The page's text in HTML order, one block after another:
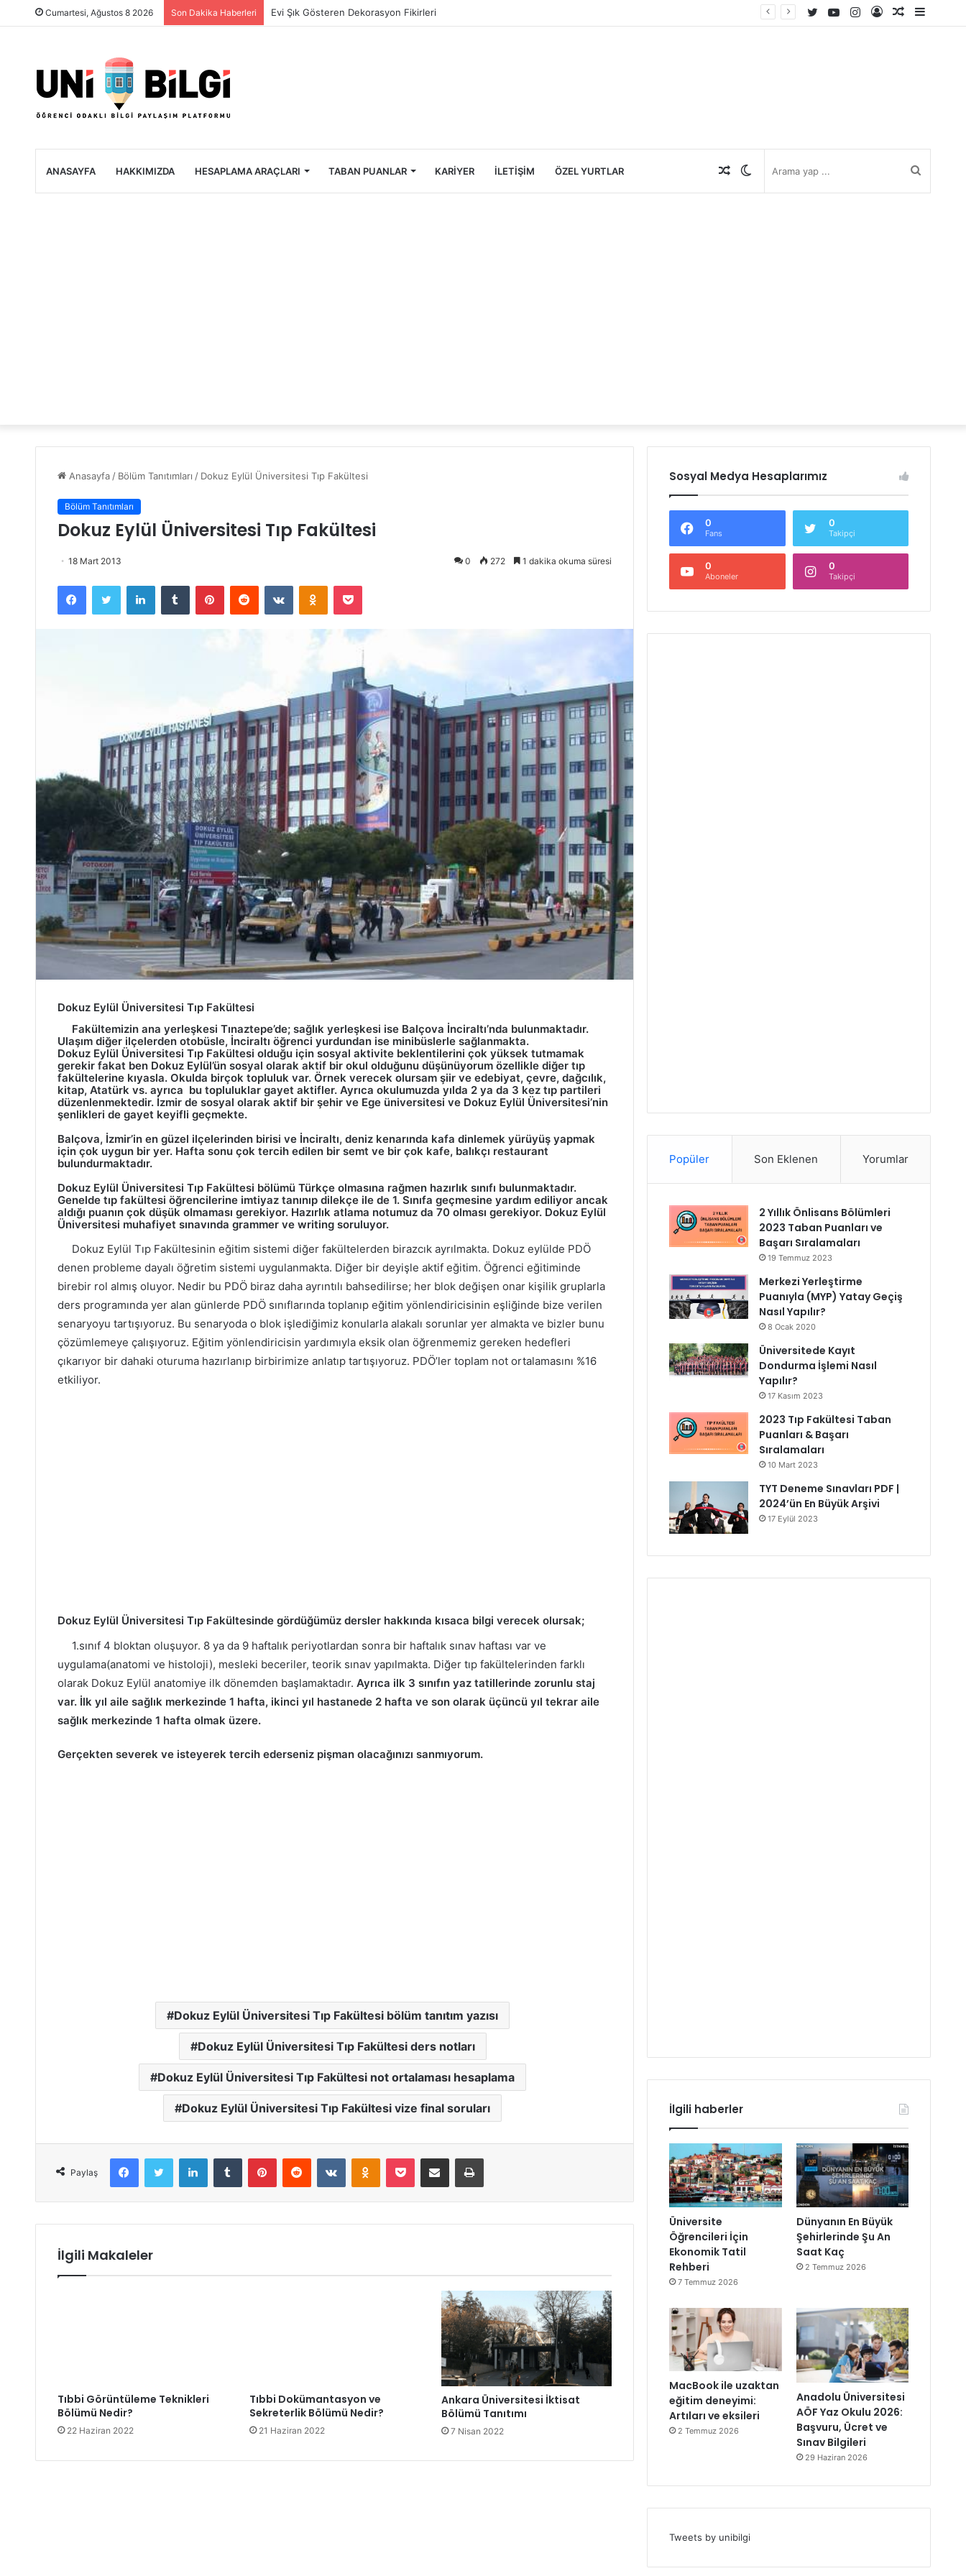
Cumartesi, Ağustos 8 2026 Son Dakika Haberleri Üniversite Öğrencileri İçin Ekonomik Tatil Rehberi
Rastgele
Kayıt
Instagram
YouTube
Twitter
ANASAYFA HAKKIMIZDA HESAPLAMA ARAÇLARI TABAN PUANLAR KARIYER İLETIŞIM ÖZEL YURTLAR Rastgele
Anasayfa / Bölüm Tanıtımları / Dokuz Eylül Üniversitesi Tıp Fakültesi
Bölüm Tanıtımları
Dokuz Eylül Üniversitesi Tıp Fakültesi
18 Mart 2013 0 272 1 dakika okuma süresi
Facebook Twitter LinkedIn Tumblr Pinterest Reddit VKontakte Odnoklassniki Pocket
Dokuz Eylül Üniversitesi Tıp Fakültesi
Fakültemizin ana yerleşkesi Tınaztepe’de; sağlık yerleşkesi ise Balçova İnciraltı’nda bulunmaktadır.
Ulaşım diğer ilçelerden otobüsle, İnciraltı öğrenci yurdundan ise minibüslerle sağlanmakta.
Dokuz Eylül Üniversitesi Tıp Fakültesi olduğu için sosyal aktivite beklentilerini çok yüksek tutmamak
gerekir fakat ben Dokuz Eylül’ün sosyal olarak aktif bir okul olduğunu düşünüyorum özellikle diğer tıp
fakültelerine kıyasla. Okulda birçok topluluk var. Örnek verecek olursam şiir ve edebiyat, çevre, dağcılık,
kitap, Atatürk vs. ayrıca bu topluluklar gayet aktifler. Ayrıca okulumuzda yılda 2 ya da 3 kez tıp partileri
düzenlenmektedir. İzmir de sosyal olarak aktif bir şehir ve Ege üniversitesi ve Dokuz Eylül Üniversitesi’nin
şenlikleri de gayet keyifli geçmekte.
Balçova, İzmir’in en güzel ilçelerinden birisi ve İnciraltı, deniz kenarında kafa dinlemek yürüyüş yapmak
için çok uygun bir yer. Hafta sonu çok tercih edilen bir semt ve bir çok kafe, balıkçı restaurant
bulundurmaktadır.
Dokuz Eylül Üniversitesi Tıp Fakültesi bölümü Türkçe olmasına rağmen hazırlık sınıfı bulunmaktadır.
Genelde tıp fakültesi öğrencilerine imtiyaz tanınıp dilekçe ile de 1. Sınıfa geçmesine yardım ediliyor ancak
aldığı puanın çok düşük olmaması gerekiyor. Hazırlık atlama notumuz da 70 olması gerekiyor. Dokuz Eylül
Üniversitesi muhafiyet sınavında grammer ve writing soruluyor.
Dokuz Eylül Tıp Fakültesinin eğitim sistemi diğer fakültelerden birazcık ayrılmakta. Dokuz eylülde PDÖ
denen probleme dayalı öğretim sistemi uygulanmakta. Diğer bir deyişle aktif eğitim. Öğrenci eğitiminde
birebir rol almış oluyor. Nedir bu PDÖ biraz daha ayrıntılı bahsedilirse; her blok değişen onar kişilik gruplarla
ders programında yer alan günlerde PDÖ sınıflarında toplanıp eğitim yönlendiricisinin eşliğinde bize verilen
senaryoyu tartışıyoruz. Bu senaryoda o blok işlediğimiz konularla alakalı sorunlar yer almakta ve bizler bunu
çözümlemeye çalışıyoruz. Eğitim yönlendiricisin yardımıyla eksik olan öğrenmemiz gereken hedefleri
çıkarıyor bir dahaki oturuma hazırlanıp birbirimize anlatıp tartışıyoruz. PDÖ’ler toplam not ortalamasını %16
etkiliyor.
Dokuz Eylül Üniversitesi Tıp Fakültesinde gördüğümüz dersler hakkında kısaca bilgi verecek olursak;
1.sınıf 4 bloktan oluşuyor. 8 ya da 9 haftalık periyotlardan sonra bir haftalık sınav haftası var ve
uygulama(anatomi ve histoloji), mesleki beceriler, teorik sınav yapılmakta. Diğer tıp fakültelerinden farklı
olarak Dokuz Eylül anatomiye ilk dönemden başlamaktadır. Ayrıca ilk 3 sınıfın yaz tatillerinde zorunlu staj
var. İlk yıl aile sağlık merkezinde 1 hafta, ikinci yıl hastanede 2 hafta ve son olarak üçüncü yıl tekrar aile
sağlık merkezinde 1 hafta olmak üzere.
Gerçekten severek ve isteyerek tercih ederseniz pişman olacağınızı sanmıyorum.
Dokuz Eylül Üniversitesi Tıp Fakültesi bölüm tanıtım yazısı
Dokuz Eylül Üniversitesi Tıp Fakültesi ders notları
Dokuz Eylül Üniversitesi Tıp Fakültesi not ortalaması hesaplama
Dokuz Eylül Üniversitesi Tıp Fakültesi vize final soruları
Paylaş
Facebook Twitter LinkedIn Tumblr Pinterest Reddit VKontakte Odnoklassniki Pocket E-Posta ile paylaş Yazdır
İlgili Makaleler
Ankara Üniversitesi İktisat
Bölümü Tanıtımı
7 Nisan 2022
Sosyal Medya Hesaplarımız
0
Fans
0
Takipçi
0
Aboneler
0
Takipçi
Popüler Son Eklenen Yorumlar
2 Yıllık Önlisans Bölümleri
2023 Taban Puanları ve
Başarı Sıralamaları
19 Temmuz 2023
Merkezi Yerleştirme
Puanıyla (MYP) Yatay Geçiş
Nasıl Yapılır?
8 Ocak 2020
Üniversitede Kayıt
Dondurma İşlemi Nasıl
Yapılır?
17 Kasım 2023
2023 Tıp Fakültesi Taban
Puanları & Başarı
Sıralamaları
10 Mart 2023
TYT Deneme Sınavları PDF |
2024’ün En Büyük Arşivi
17 Eylül 2023
İlgili haberler
Üniversite
Öğrencileri İçin
Ekonomik Tatil
Rehberi
7 Temmuz 2026
Dünyanın En Büyük
Şehirlerinde Şu An
Saat Kaç
2 Temmuz 2026
MacBook ile uzaktan
eğitim deneyimi:
Artıları ve eksileri
2 Temmuz 2026
Anadolu Üniversitesi
AÖF Yaz Okulu 2026:
Başvuru, Ücret ve
Sınav Bilgileri
29 Haziran 2026
Tweets by unibilgi